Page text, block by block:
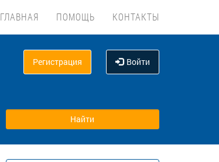
ГЛАВНАЯ ПОМОЩЬ КОНТАКТЫ
Регистрация Войти